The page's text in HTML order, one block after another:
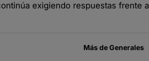
exigiendo respuestas frente a
Más deGenerales